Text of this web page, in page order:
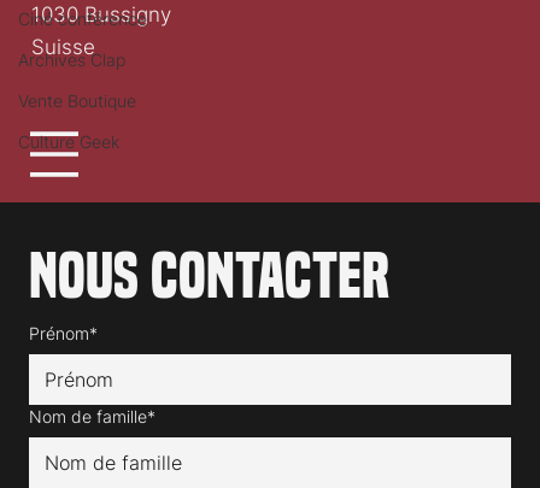
Ciné conférence
Archives Clap
Vente Boutique
Culture Geek
Nous contacter
Prénom*
Nom de famille*
1030 Bussigny
Suisse